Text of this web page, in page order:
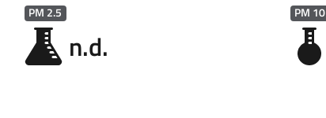
PM 2.5
n.d.
PM 10